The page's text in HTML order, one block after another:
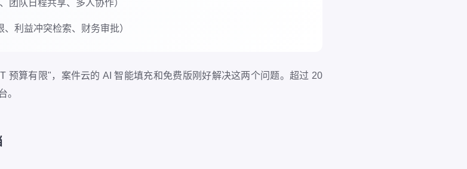
团队日程共享、多人协作）
利益冲突检索、财务审批）
预算有限"，案件云的 AI 智能填充和免费版刚好解决这两个问题。超过 20
。